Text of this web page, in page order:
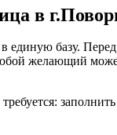
в
базу.
желающий